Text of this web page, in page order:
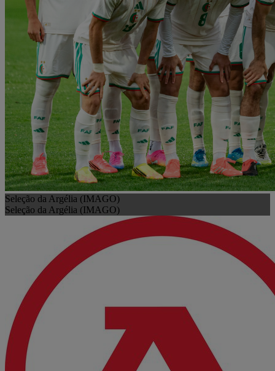
Seleção da Argélia (IMAGO)
Seleção da Argélia (IMAGO)